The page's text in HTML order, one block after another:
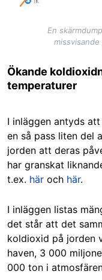
En
Ökande
temperaturer
I inläggen antyds
en så pass liten del
jorden att deras
har granskat
t.ex. här och här.
I inläggen listas
det står att det
koldioxid på jorden
haven, 3 000
000 ton i